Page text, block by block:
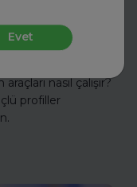
Evet
İçin AI
nasıl çalışır?
profiller